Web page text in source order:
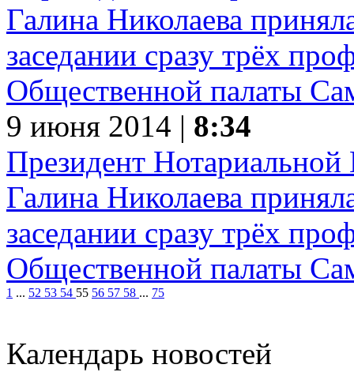
9 июня 2014 | 8:34
Президент
Галина Николаева
заседании сразу трёх
Общественной палаты
1 ... 52 53 54 55 56 57 58 ... 75
Календарь новостей